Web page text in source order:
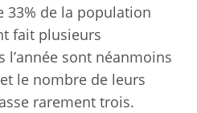
33% de la population
fait plusieurs
l’année sont néanmoins
le nombre de leurs
rarement trois.